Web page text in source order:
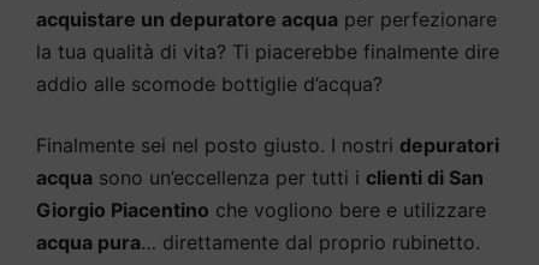
acquistare un depuratore acqua per perfezionare
la tua qualità di vita? Ti piacerebbe finalmente dire
addio alle scomode bottiglie d’acqua?
Finalmente sei nel posto giusto. I nostri depuratori
acqua sono un’eccellenza per tutti i clienti di San
Giorgio Piacentino che vogliono bere e utilizzare
acqua pura… direttamente dal proprio rubinetto.